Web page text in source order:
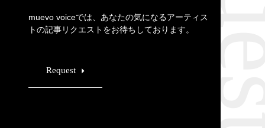
muevo voiceでは、あなたの気になるアーティス
トの記事リクエストをお待ちしております。
Request